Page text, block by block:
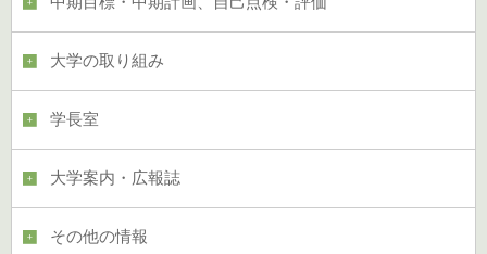
大学の取り組み
学長室
大学案内・広報誌
その他の情報